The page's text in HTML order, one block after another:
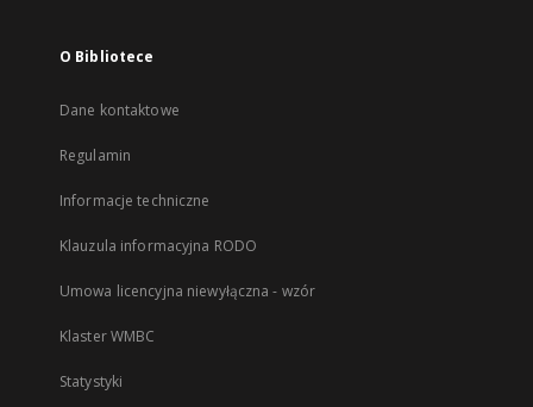
O Bibliotece
Dane kontaktowe
Regulamin
Informacje techniczne
Klauzula informacyjna RODO
Umowa licencyjna niewyłączna - wzór
Klaster WMBC
Statystyki